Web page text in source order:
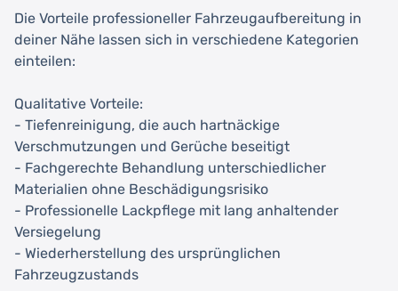
Die Vorteile professioneller Fahrzeugaufbereitung in
deiner Nähe lassen sich in verschiedene Kategorien
einteilen:
Qualitative Vorteile:
- Tiefenreinigung, die auch hartnäckige
Verschmutzungen und Gerüche beseitigt
- Fachgerechte Behandlung unterschiedlicher
Materialien ohne Beschädigungsrisiko
- Professionelle Lackpflege mit lang anhaltender
Versiegelung
- Wiederherstellung des ursprünglichen
Fahrzeugzustands